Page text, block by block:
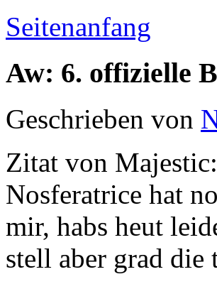
Seitenanfang
Aw: 6. offizielle
Geschrieben von
Zitat von Majestic:
Nosferatrice hat
mir, habs heut
stell aber grad